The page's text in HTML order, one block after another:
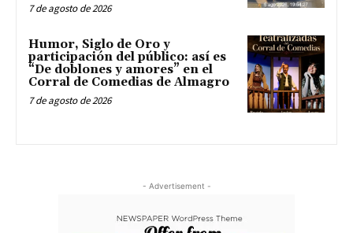
7 de agosto de 2026
Humor, Siglo de Oro y
participación del público: así es
“De doblones y amores” en el
Corral de Comedias de Almagro
7 de agosto de 2026
- Advertisement -